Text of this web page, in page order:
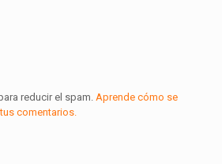
reducir el spam.Aprende cómo se
comentarios.